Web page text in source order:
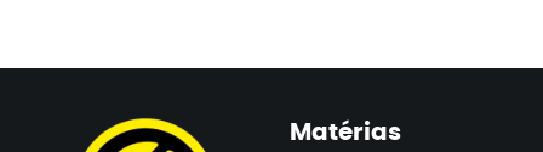
Matérias